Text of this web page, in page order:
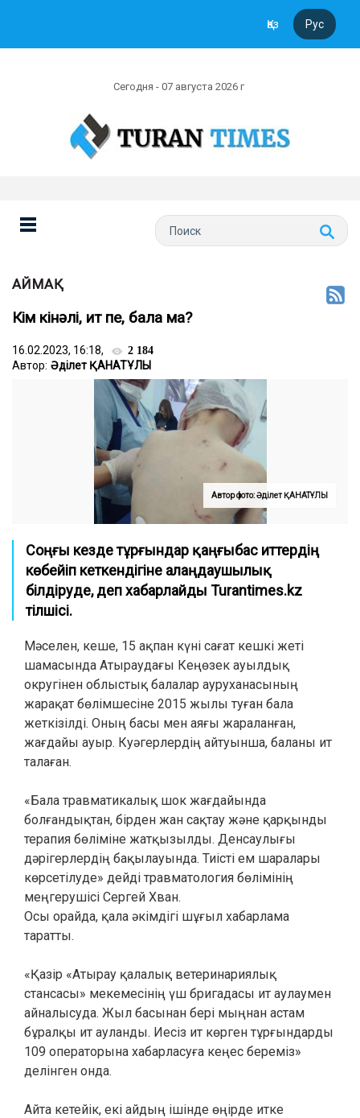
Қаз Рус
Сегодня - 07 августа 2026 г
АЙМАҚ
Кім кінәлі, ит пе, бала ма?
16.02.2023, 16:18, 2 184
Автор: Әділет ҚАНАТҰЛЫ
Автор фото: Әділет ҚАНАТҰЛЫ
Соңғы кезде тұрғындар қаңғыбас иттердің
көбейіп кеткендігіне алаңдаушылық
білдіруде, деп хабарлайды Turantimes.kz
тілшісі.
Мәселен, кеше, 15 ақпан күні сағат кешкі жеті
шамасында Атыраудағы Кеңөзек ауылдық
округінен облыстық балалар ауруханасының
жарақат бөлімшесіне 2015 жылы туған бала
жеткізілді. Оның басы мен аяғы жараланған,
жағдайы ауыр. Куәгерлердің айтуынша, баланы ит
талаған.
«Бала травматикалық шок жағдайында
болғандықтан, бірден жан сақтау және қарқынды
терапия бөліміне жатқызылды. Денсаулығы
дәрігерлердің бақылауында. Тиісті ем шаралары
көрсетілуде» дейді травматология бөлімінің
меңгерушісі Сергей Хван.
Осы орайда, қала әкімдігі шұғыл хабарлама
таратты.
«Қазір «Атырау қалалық ветеринариялық
стансасы» мекемесінің үш бригадасы ит аулаумен
айналысуда. Жыл басынан бері мыңнан астам
бұралқы ит ауланды. Иесіз ит көрген тұрғындарды
109 операторына хабарласуға кеңес береміз»
делінген онда.
Айта кетейік, екі айдың ішінде өңірде итке